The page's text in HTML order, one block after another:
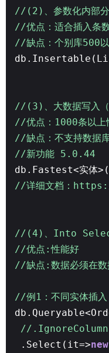
//(2)、参数化内部分
//优点：适合插入条
//缺点：个别库500
//(3)、大数据写入（
//优点：1000条以上
//缺点：不支持数据
//新功能 5.0.44
db.Fastest<实体
//详细文档：
//(4)、Into Select
//优点:性能好
//缺点:数据必须在数
//例1：不同实体插
//
.Select(it=>new